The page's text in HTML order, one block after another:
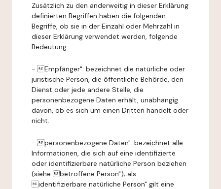
Zusätzlich zu den anderweitig in dieser Erklärung
definierten Begriffen haben die folgenden
Begriffe, ob sie in der Einzahl oder Mehrzahl in
dieser Erklärung verwendet werden, folgende
Bedeutung:
- Empfänger": bezeichnet die natürliche oder
juristische Person, die öffentliche Behörde, den
Dienst oder jede andere Stelle, die
personenbezogene Daten erhält, unabhängig
davon, ob es sich um einen Dritten handelt oder
nicht.
- personenbezogene Daten": bezeichnet alle
Informationen, die sich auf eine identifizierte
oder identifizierbare natürliche Person beziehen
(siehe betroffene Person"); als
identifizierbare natürliche Person" gilt eine